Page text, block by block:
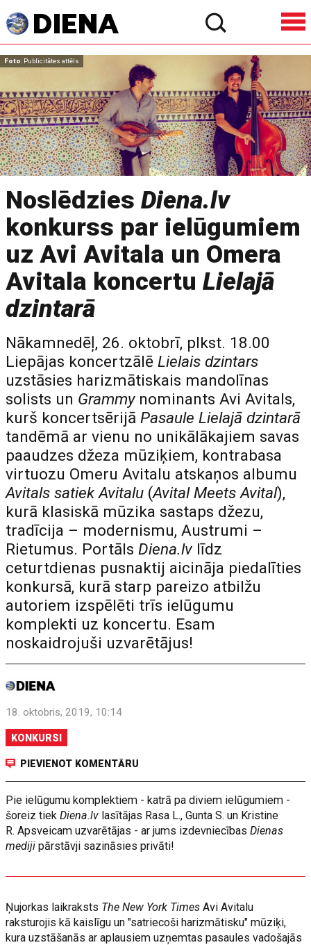
Foto: Publicitātes attēls
NoslēdziesDiena.lv
konkurss par ielūgumiem
uz Avi Avitala un Omera
Avitala koncertuLielajā
dzintarā
Nākamnedēļ, 26. oktobrī, plkst. 18.00
Liepājas koncertzālēLielais dzintars
uzstāsies harizmātiskais mandolīnas
solists un Grammynominants Avi Avitals,
kurš koncertsērijāPasaule Lielajā dzintarā
tandēmā ar vienu no unikālākajiem savas
paaudzes džeza mūziķiem, kontrabasa
virtuozu Omeru Avitalu atskaņos albumu
Avitals satiek Avitalu (Avital Meets Avital),
kurā klasiskā mūzika sastaps džezu,
tradīcija – modernismu, Austrumi –
Rietumus. PortālsDiena.lv līdz
ceturtdienas pusnaktij aicināja piedalīties
konkursā, kurā starp pareizo atbilžu
autoriem izspēlēti trīs ielūgumu
komplekti uz koncertu. Esam
noskaidrojuši uzvarētājus!
18. oktobris, 2019, 10:14
KONKURSI
PIEVIENOT KOMENTĀRU
Pie ielūgumu komplektiem - katrā pa diviem ielūgumiem -
šoreiz tiekDiena.lv lasītājas Rasa L., Gunta S. un Kristine
R. Apsveicam uzvarētājas - ar jums izdevniecībasDienas
medijipārstāvji sazināsies privāti!
Ņujorkas laikraksts The New York TimesAvi Avitalu
raksturojis kā kaislīgu un "satriecoši harizmātisku" mūziķi,
kura uzstāšanās ar aplausiem uzņemtas pasaules vadošajās